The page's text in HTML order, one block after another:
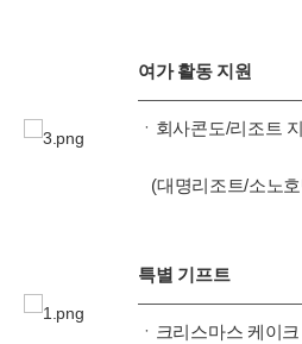
여가 활동 지원
ㆍ회사콘도/리조트
(대명리조트/소노
특별 기프트
ㆍ크리스마스 케이크